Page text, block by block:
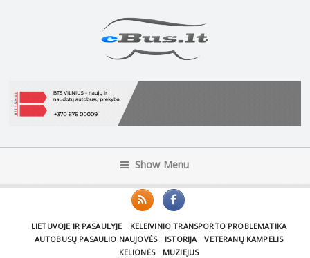
Show Menu
LIETUVOJE IR PASAULYJE
KELEIVINIO TRANSPORTO PROBLEMATIKA
AUTOBUSŲ PASAULIO NAUJOVĖS
ISTORIJA
VETERANŲ KAMPELIS
KELIONĖS
MUZIEJUS